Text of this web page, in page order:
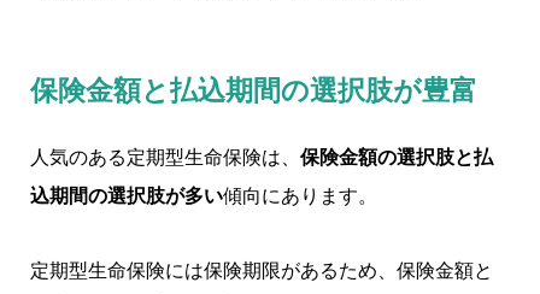
保険金額と払込期間の選択肢が豊富
人気のある定期型生命保険は、 保険金額の選択肢と払
込期間の選択肢が多い傾向にあります。
定期型生命保険には保険期限があるため、保険金額と